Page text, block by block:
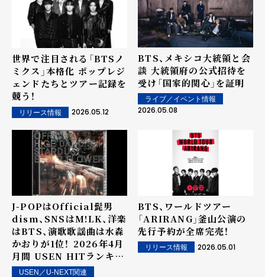
世界で注目される「BTSノ
ミクス」本格化 ポップレジ
ェンドたちとツアー記録を
競う！
リリース情報 2026.05.12
BTS、メキシコ大統領と会
談 大統領府の公式招待を
受け「国家的関心」を証明
ライブ／イベント情報
2026.05.08
J-POPはOfficial髭男
dism、SNSはM!LK、洋楽
はBTS、演歌歌謡曲は水森
かおりが1位！―― 2026年4月
月間 USEN HITランキン
グ TOP10を発表！
USEN／U-NEXT関連
BTS、ワールドツアー
「ARIRANG」釜山公演の
先行予約が全席完売！
リリース情報 2026.05.01